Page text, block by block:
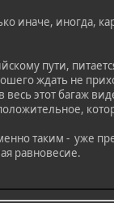
иначе, иногда,
пути,
ждать не
этот багаж
таким - уже
равновесие.